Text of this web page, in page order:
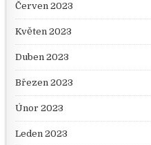
Červen 2023
Květen 2023
Duben 2023
Březen 2023
Únor 2023
Leden 2023